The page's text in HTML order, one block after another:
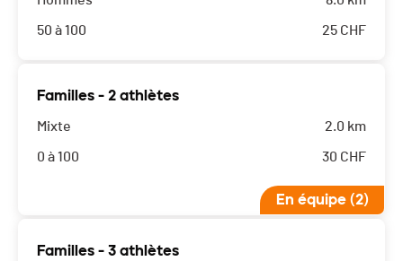
50 à 100 25 CHF
Familles - 2 athlètes
Mixte
0 à 100
2.0 km
30 CHF
En équipe (2)
Familles - 3 athlètes